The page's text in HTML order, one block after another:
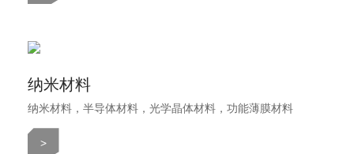
纳米材料
纳米材料，半导体材料，光学晶体材料，功能薄膜材料
>